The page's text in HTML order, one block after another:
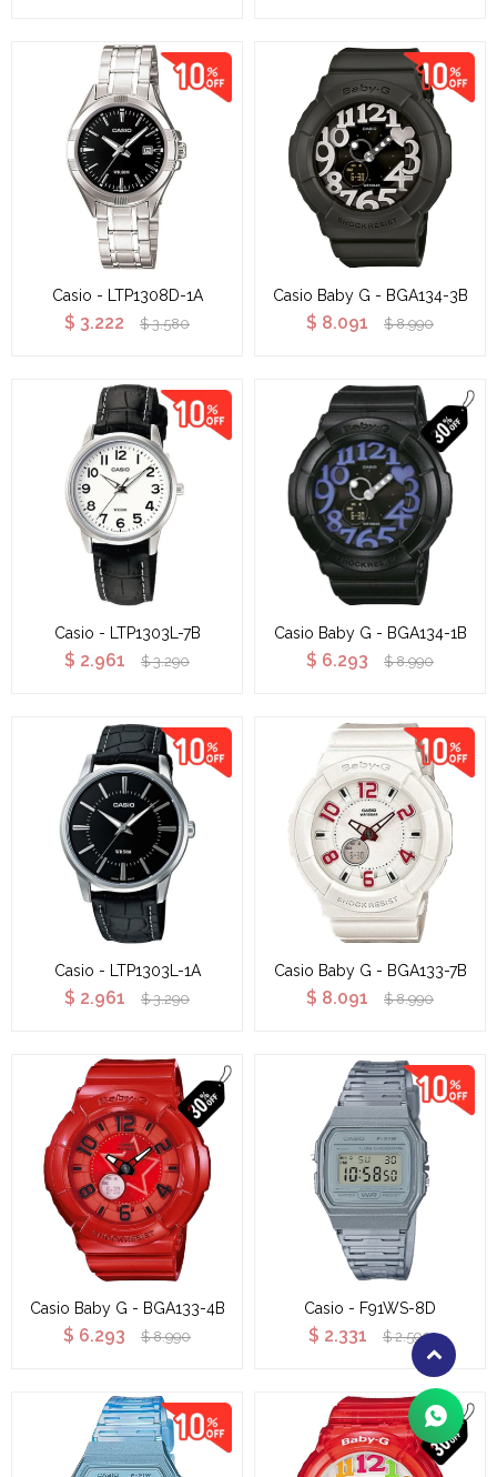
Casio - LTP1308D-1A
$ 3.222 $ 3.580
Casio Baby G - BGA134-3B
$ 8.091 $ 8.990
Casio - LTP1303L-7B
$ 2.961 $ 3.290
Casio Baby G - BGA134-1B
$ 6.293 $ 8.990
Casio - LTP1303L-1A
$ 2.961 $ 3.290
Casio Baby G - BGA133-7B
$ 8.091 $ 8.990
Casio Baby G - BGA133-4B
$ 6.293 $ 8.990
Casio - F91WS-8D
$ 2.331 $ 2.590